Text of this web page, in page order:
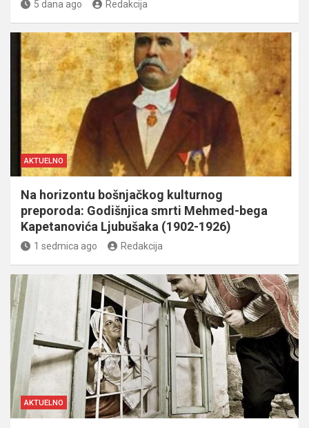
5 dana ago Redakcija
AKTUELNO
Na horizontu bošnjačkog kulturnog
preporoda: Godišnjica smrti Mehmed-bega
Kapetanovića Ljubušaka (1902-1926)
1 sedmica ago Redakcija
AKTUELNO